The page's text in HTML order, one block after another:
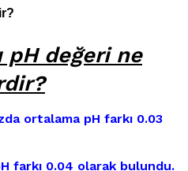
pH değeri ne
ortalama pH farkı 0.03
farkı 0.04 olarak bulundu.